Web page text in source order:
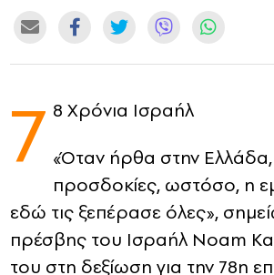
7 8 Xρόνια Ισραήλ
«Όταν ήρθα στην Ελλάδα,
προσδοκίες, ωστόσο, η
εδώ τις ξεπέρασε όλες»,
πρέσβης του Ισραήλ Noam
του στη δεξίωση για την 78η